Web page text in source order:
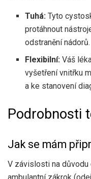
Tuhá: Tyto
protáhnout
odstranění nádorů.
Flexibilní: Váš
vyšetření vnitřku
a ke stanovení
Podrobnosti
Jak se mám
V závislosti na